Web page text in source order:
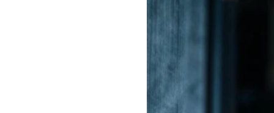
Giornalismo